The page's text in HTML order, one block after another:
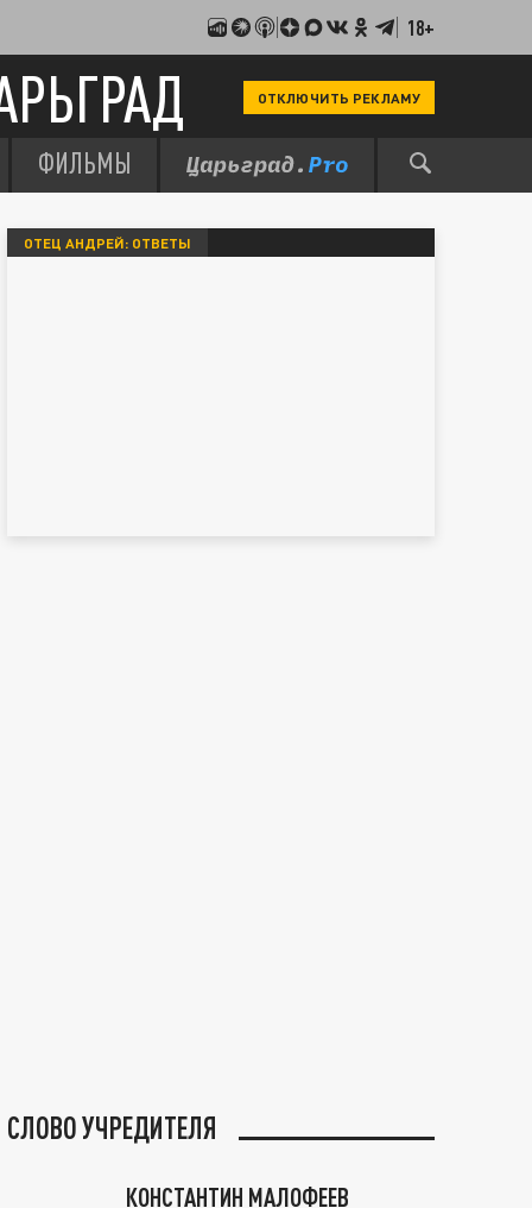
18+
ОТКЛЮЧИТЬ РЕКЛАМУ
ФИЛЬМЫ
ОТЕЦ АНДРЕЙ: ОТВЕТЫ
СЛОВО УЧРЕДИТЕЛЯ
КОНСТАНТИН МАЛОФЕЕВ